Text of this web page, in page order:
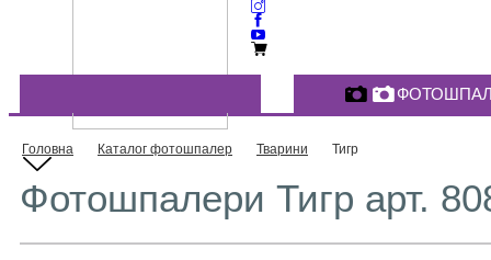
КАТАЛОГ ФОТОШПАЛЕР
Головна Каталог фотошпалер Тварини Тигр
Фотошпалери Тигр арт.